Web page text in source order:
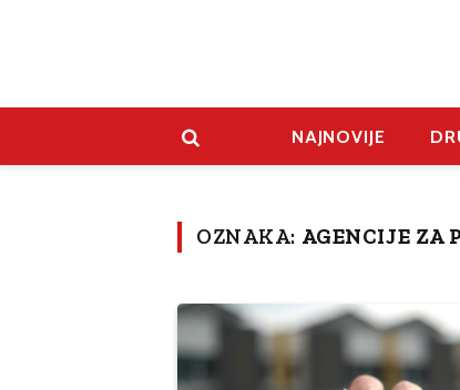
NAJNOVIJE
OZNAKA: AGENCIJE ZA